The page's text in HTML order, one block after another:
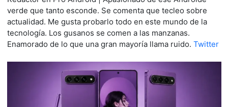
verde que tanto esconde. Se comenta que tecleo sobre
actualidad. Me gusta probarlo todo en este mundo de la
tecnología. Los gusanos se comen a las manzanas.
Enamorado de lo que una gran mayoría llama ruido. Twitter